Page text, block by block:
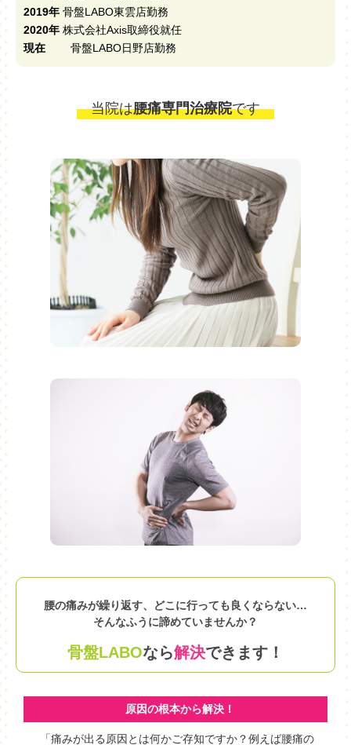
2019年 骨盤LABO東雲店勤務
2020年 株式会社Axis取締役就任
現在
骨盤LABO日野店勤務
当院は腰痛専門治療院です
腰の痛みが繰り返す、どこに行っても良くならない…
そんなふうに諦めていませんか？
骨盤LABOなら解決できます！
原因の根本から解決！
「痛みが出る原因とは何かご存知ですか？例えば腰痛の